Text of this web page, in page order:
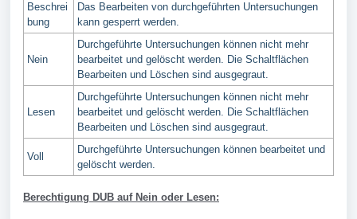
Beschrei
bung
Das Bearbeiten von durchgeführten Untersuchungen
kann gesperrt werden.
Nein
Durchgeführte Untersuchungen können nicht mehr
bearbeitet und gelöscht werden. Die Schaltflächen
Bearbeiten und Löschen sind ausgegraut.
Lesen
Durchgeführte Untersuchungen können nicht mehr
bearbeitet und gelöscht werden. Die Schaltflächen
Bearbeiten und Löschen sind ausgegraut.
Voll
Durchgeführte Untersuchungen können bearbeitet und
gelöscht werden.
Berechtigung DUB auf Nein oder Lesen: